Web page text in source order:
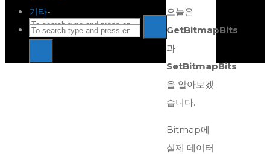
Search
for:
Search
오늘은
GetBitmapBits
과
SetBitmapBits
을 알아보겠
습니다.
Bitmap에
실제 데이터
기타-
Search